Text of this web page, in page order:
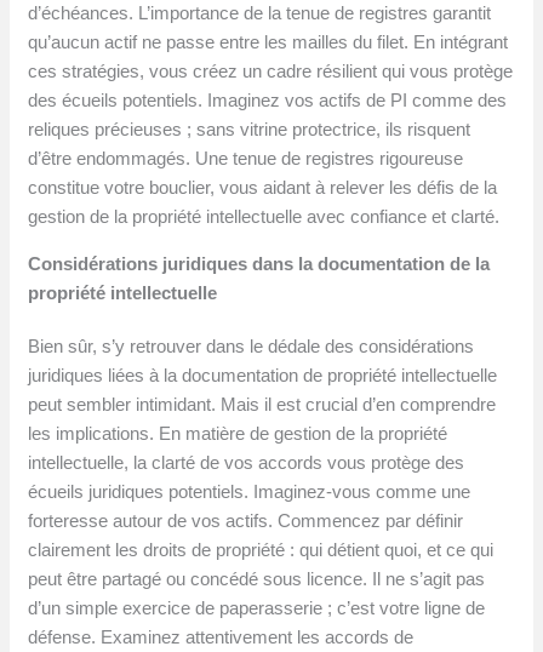
d’échéances. L’importance de la tenue de registres garantit
qu’aucun actif ne passe entre les mailles du filet. En intégrant
ces stratégies, vous créez un cadre résilient qui vous protège
des écueils potentiels. Imaginez vos actifs de PI comme des
reliques précieuses ; sans vitrine protectrice, ils risquent
d’être endommagés. Une tenue de registres rigoureuse
constitue votre bouclier, vous aidant à relever les défis de la
gestion de la propriété intellectuelle avec confiance et clarté.
Considérations juridiques dans la documentation de la
propriété intellectuelle
Bien sûr, s’y retrouver dans le dédale des considérations
juridiques liées à la documentation de propriété intellectuelle
peut sembler intimidant. Mais il est crucial d’en comprendre
les implications. En matière de gestion de la propriété
intellectuelle, la clarté de vos accords vous protège des
écueils juridiques potentiels. Imaginez-vous comme une
forteresse autour de vos actifs. Commencez par définir
clairement les droits de propriété : qui détient quoi, et ce qui
peut être partagé ou concédé sous licence. Il ne s’agit pas
d’un simple exercice de paperasserie ; c’est votre ligne de
défense. Examinez attentivement les accords de